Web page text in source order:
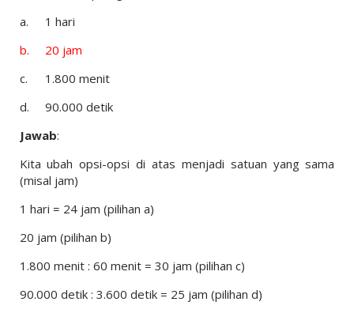
a.
1 hari
b.
20 jam
c.
1.800 menit
d.
90.000 detik
Jawab:
Kita ubah opsi-opsi di atas menjadi satuan yang sama
(misal jam)
1 hari = 24 jam (pilihan a)
20 jam (pilihan b)
1.800 menit : 60 menit = 30 jam (pilihan c)
90.000 detik : 3.600 detik = 25 jam (pilihan d)